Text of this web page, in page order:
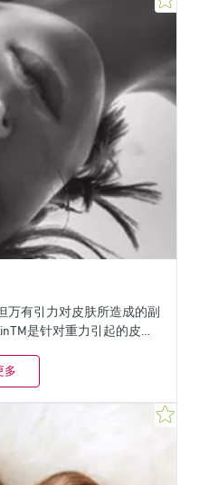
原蛋白、弹性蛋白)免受降
万有引力对皮肤所造成的副
们降解，为皮肤提供支撑作
EleVastinTM有
更清晰，使肌肤恢复年轻外
多